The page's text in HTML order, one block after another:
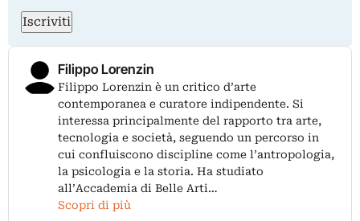
Iscriviti
Filippo Lorenzin
Filippo Lorenzin è un critico d’arte
contemporanea e curatore indipendente. Si
interessa principalmente del rapporto tra arte,
tecnologia e società, seguendo un percorso in
cui confluiscono discipline come l’antropologia,
la psicologia e la storia. Ha studiato
all’Accademia di Belle Arti…
Scopri di più